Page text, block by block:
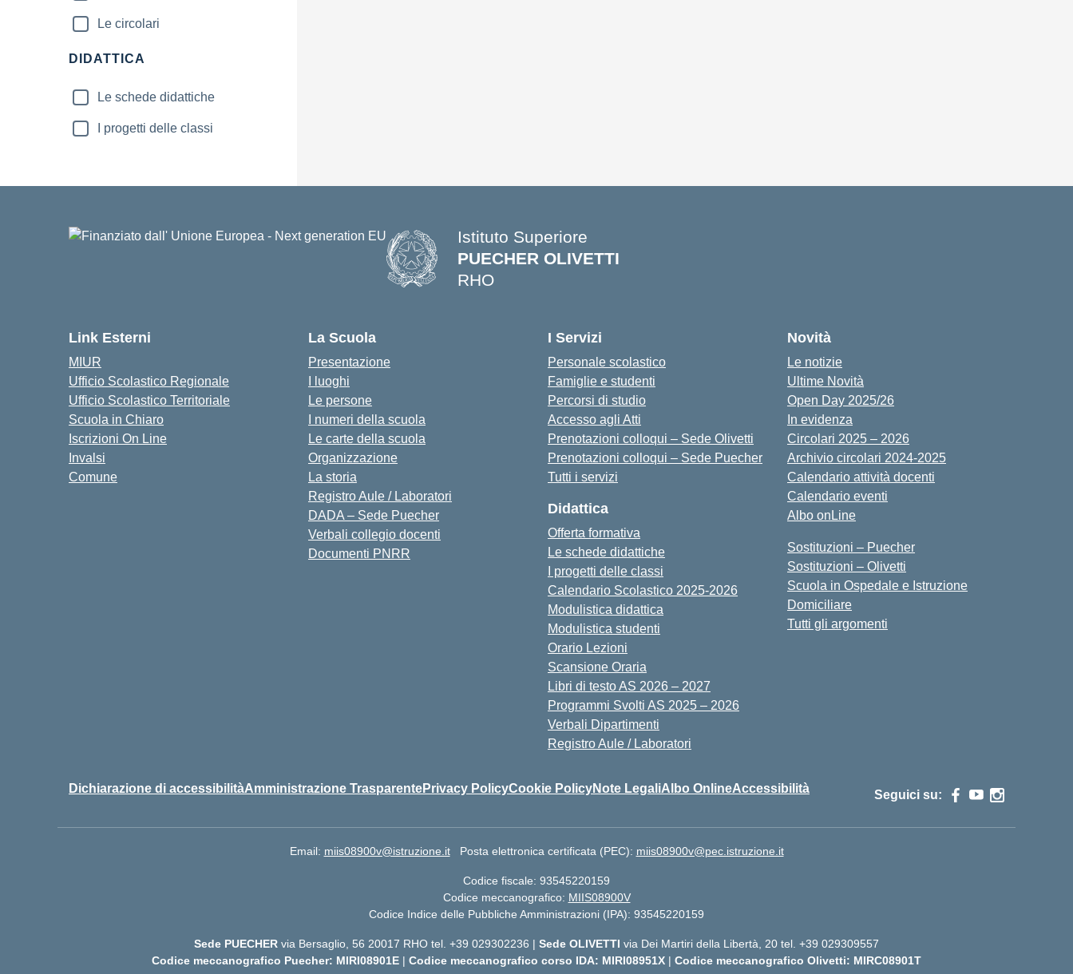
Le circolari
DIDATTICA
Le schede didattiche
I progetti delle classi
Istituto Superiore
PUECHER OLIVETTI
RHO
Link Esterni
MIUR
Ufficio Scolastico Regionale
Ufficio Scolastico Territoriale
Scuola in Chiaro
Iscrizioni On Line
Invalsi
Comune
La Scuola
Presentazione
I luoghi
Le persone
I numeri della scuola
Le carte della scuola
Organizzazione
La storia
Registro Aule / Laboratori
DADA – Sede Puecher
Verbali collegio docenti
Documenti PNRR
I Servizi
Personale scolastico
Famiglie e studenti
Percorsi di studio
Accesso agli Atti
Prenotazioni colloqui – Sede Olivetti
Prenotazioni colloqui – Sede Puecher
Tutti i servizi
Didattica
Offerta formativa
Le schede didattiche
I progetti delle classi
Calendario Scolastico 2025-2026
Modulistica didattica
Modulistica studenti
Orario Lezioni
Scansione Oraria
Libri di testo AS 2026 – 2027
Programmi Svolti AS 2025 – 2026
Verbali Dipartimenti
Registro Aule / Laboratori
Novità
Le notizie
Ultime Novità
Open Day 2025/26
In evidenza
Circolari 2025 – 2026
Archivio circolari 2024-2025
Calendario attività docenti
Calendario eventi
Albo onLine
Sostituzioni – Puecher
Sostituzioni – Olivetti
Scuola in Ospedale e Istruzione
Domiciliare
Tutti gli argomenti
Dichiarazione di accessibilitàAmministrazione TrasparentePrivacy PolicyCookie PolicyNote LegaliAlbo OnlineAccessibilità Seguici su:
Email: miis08900v@istruzione.it Posta elettronica certificata (PEC): miis08900v@pec.istruzione.it
Codice fiscale: 93545220159
Codice meccanografico: MIIS08900V
Codice Indice delle Pubbliche Amministrazioni (IPA): 93545220159
Sede PUECHER via Bersaglio, 56 20017 RHO tel. +39 029302236 | Sede OLIVETTI via Dei Martiri della Libertà, 20 tel. +39 029309557
Codice meccanografico Puecher: MIRI08901E | Codice meccanografico corso IDA: MIRI08951X | Codice meccanografico Olivetti: MIRC08901T